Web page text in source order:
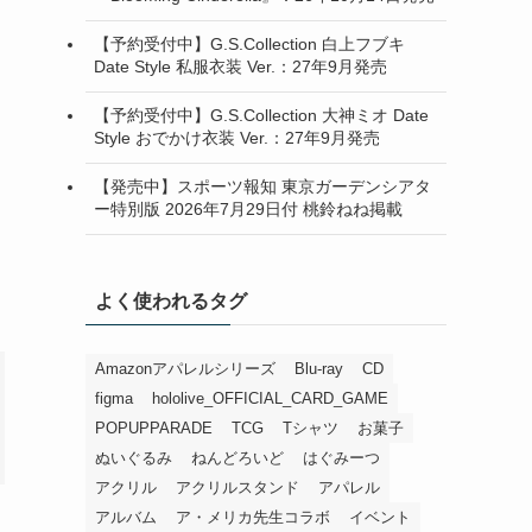
【予約受付中】G.S.Collection 白上フブキ
Date Style 私服衣装 Ver.：27年9月発売
【予約受付中】G.S.Collection 大神ミオ Date
Style おでかけ衣装 Ver.：27年9月発売
【発売中】スポーツ報知 東京ガーデンシアタ
ー特別版 2026年7月29日付 桃鈴ねね掲載
よく使われるタグ
Amazonアパレルシリーズ Blu-ray
CD
figma
hololive_OFFICIAL_CARD_GAME
POPUPPARADE
TCG Tシャツ
お菓子
ぬいぐるみ
ねんどろいど
はぐみーつ
アクリル
アクリルスタンド
アパレル
アルバム
ア・メリカ先生コラボ イベント